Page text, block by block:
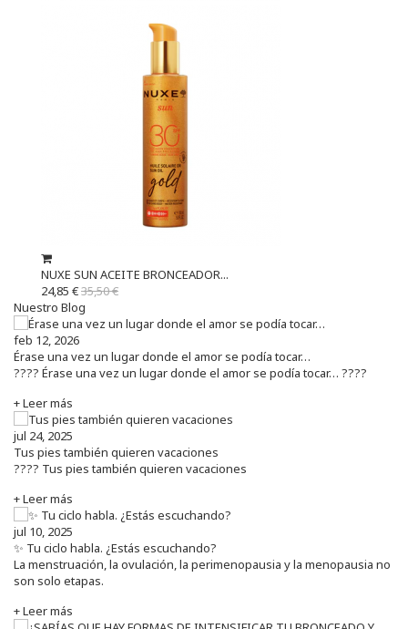
NUXE SUN ACEITE BRONCEADOR...
24,85 €35,50 €
Nuestro Blog
feb 12, 2026
Érase una vez un lugar donde el amor se podía tocar…
???? Érase una vez un lugar donde el amor se podía tocar… ????
+ Leer más
jul 24, 2025
Tus pies también quieren vacaciones
???? Tus pies también quieren vacaciones
+ Leer más
jul 10, 2025
✨ Tu ciclo habla. ¿Estás escuchando?
La menstruación, la ovulación, la perimenopausia y la menopausia no
son solo etapas.
+ Leer más